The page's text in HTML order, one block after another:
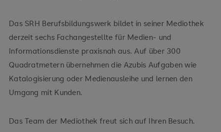
Das SRH Berufsbildungswerk bildet in seiner Mediothek
derzeit sechs Fachangestellte für Medien- und
Informationsdienste praxisnah aus. Auf über 300
Quadratmetern übernehmen die Azubis Aufgaben wie
Katalogisierung oder Medienausleihe und lernen den
Umgang mit Kunden.
Das Team der Mediothek freut sich auf Ihren Besuch.